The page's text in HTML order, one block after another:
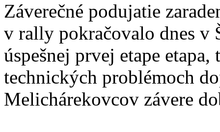
Záverečné podujatie
v rally pokračovalo dnes v
úspešnej prvej etape
technických problémoch
Melichárekovcov závere